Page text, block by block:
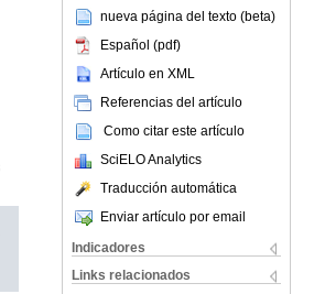
nueva página del texto (beta)
Español (pdf)
Artículo en XML
Referencias del artículo
Como citar este artículo
SciELO Analytics
Traducción automática
Enviar artículo por email
Indicadores
Links relacionados